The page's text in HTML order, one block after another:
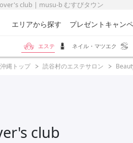
club | musu-b むすびタウン
エリアから探す プレゼントキャン
エステ ネイル・マツエク
縄トップ 読谷村のエステサロン
club